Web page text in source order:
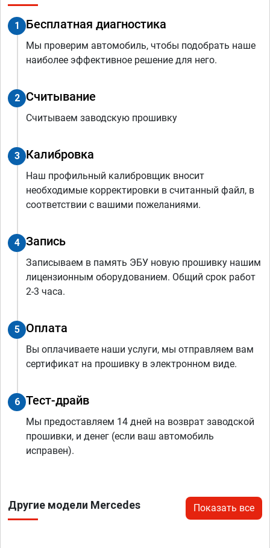
1 Бесплатная диагностика
Мы проверим автомобиль, чтобы подобрать наше
наиболее эффективное решение для него.
2 Считывание
Считываем заводскую прошивку
3 Калибровка
Наш профильный калибровщик вносит
необходимые корректировки в считанный файл, в
соответствии с вашими пожеланиями.
4 Запись
Записываем в память ЭБУ новую прошивку нашим
лицензионным оборудованием. Общий срок работ
2-3 часа.
5 Оплата
Вы оплачиваете наши услуги, мы отправляем вам
сертификат на прошивку в электронном виде.
6 Тест-драйв
Мы предоставляем 14 дней на возврат заводской
прошивки, и денег (если ваш автомобиль
исправен).
Другие модели Mercedes Показать все